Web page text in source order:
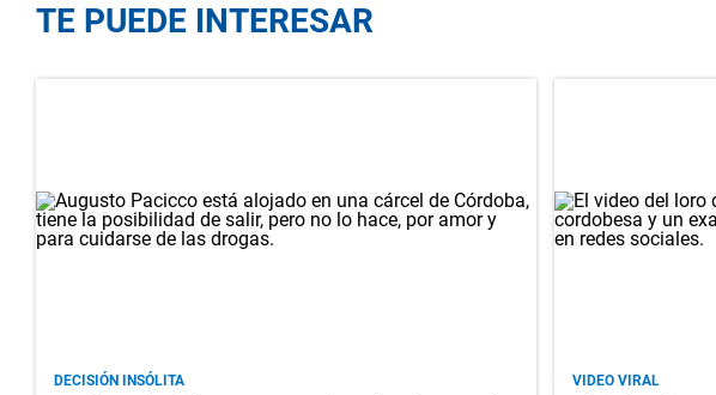
TE PUEDE INTERESAR
DECISIÓN INSÓLITA VIDEO VIRAL